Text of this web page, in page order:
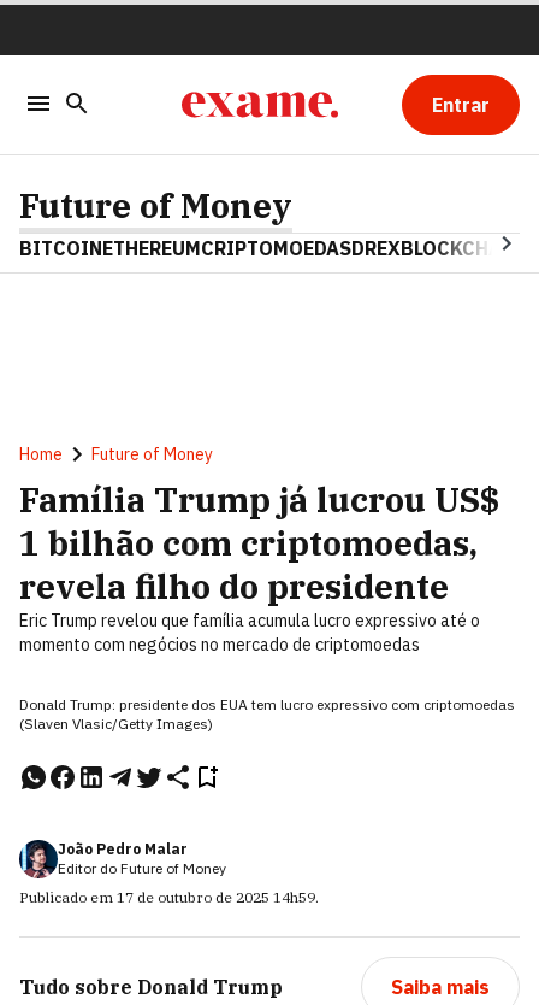
Entrar
Future of Money
BITCOINETHEREUMCRIPTOMOEDASDREXBLOCKCHAIN
Home Future of Money
Família Trump já lucrou US$
1 bilhão com criptomoedas,
revela filho do presidente
Eric Trump revelou que família acumula lucro expressivo até o
momento com negócios no mercado de criptomoedas
Donald Trump: presidente dos EUA tem lucro expressivo com criptomoedas
(Slaven Vlasic/Getty Images)
João Pedro Malar
Editor do Future of Money
Publicado em 17 de outubro de 2025 14h59.
Tudo sobre Donald Trump Saiba mais